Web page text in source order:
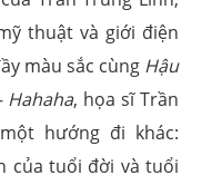
thuật và giới điện
màu sắc cùng Hậu
Hahaha, họa sĩ Trần
hướng đi khác:
của tuổi đời và tuổi